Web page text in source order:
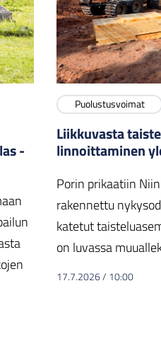
-
Puolustusvoimat
Liikkuvasta
linnoittaminen
Porin prikaatiin
rakennettu
katetut
on luvassa
17.7.2026/ 10:00